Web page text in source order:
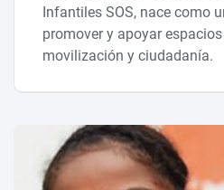
Infantiles SOS, nace como
promover y apoyar
movilización y ciudadanía.